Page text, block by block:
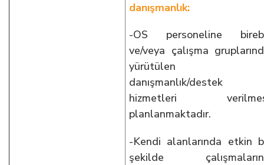
danışmanlık:
-OS personeline
ve/veya çalışma
yürütülen
danışmanlık/destek
hizmetleri
planlanmaktadır.
-Kendi alanlarında etkin
şekilde